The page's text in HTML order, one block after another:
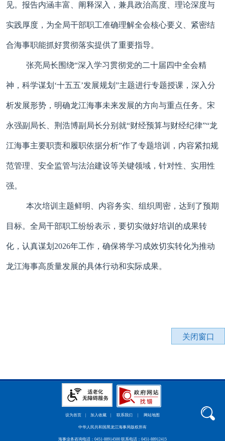
见。报告内涵丰富、阐释深入，兼具政治高度、理论深度与
实践厚度，为全局干部职工准确理解全会核心要义、紧密结
合海事职能抓好贯彻落实提供了重要指导。
张亮局长围绕“深入学习贯彻党的二十届四中全会精
神，科学谋划‘十五五’发展规划”主题进行专题授课，深入分
析发展形势，明确龙江海事未来发展的方向与重点任务。宋
永强副局长、荆浩博副局长分别就“财经预算与财经纪律”“龙
江海事主要职责和履职依据分析”作了专题培训，内容紧扣规
范管理、安全监管与法治建设等关键领域，针对性、实用性
强。
本次培训主题鲜明、内容务实、组织周密，达到了预期
目标。全局干部职工纷纷表示，要切实做好培训的成果转
化，认真谋划2026年工作，确保将学习成效切实转化为推动
龙江海事高质量发展的具体行动和实际成果。
关闭窗口
设为首页 加入收藏 联系我们 网站地图
中华人民共和国黑龙江海事局版权所有
海事业务咨询电话：0451-88914500 联系电话：0451-88912415